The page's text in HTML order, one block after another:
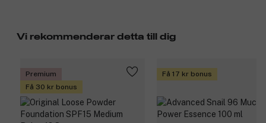
Vi rekommenderar detta till dig
Premium
Få 30 kr bonus
Få 17 kr bonus